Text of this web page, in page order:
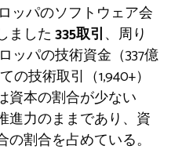
ッパのソフトウェア会
ました335取引、周り
ッパの技術資金（337億
の技術取引（1,940+）
資本の割合が少ない
進力のままであり、資
割合を占めている。